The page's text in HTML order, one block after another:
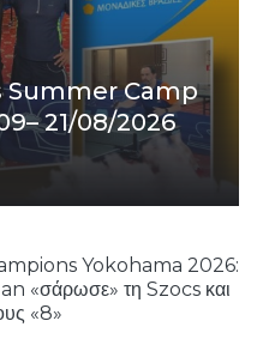
Camp
21/08/2026
Yokohama 2026:
«σάρωσε» τη Szocs και
«8»